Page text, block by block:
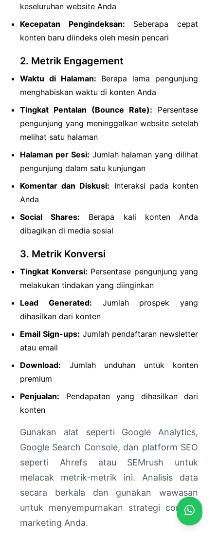
keseluruhan website Anda
Kecepatan Pengindeksan: Seberapa cepat
konten baru diindeks oleh mesin pencari
2. Metrik Engagement
Waktu di Halaman: Berapa lama pengunjung
menghabiskan waktu di konten Anda
Tingkat Pentalan (Bounce Rate): Persentase
pengunjung yang meninggalkan website setelah
melihat satu halaman
Halaman per Sesi: Jumlah halaman yang dilihat
pengunjung dalam satu kunjungan
Komentar dan Diskusi: Interaksi pada konten
Anda
Social Shares: Berapa kali konten Anda
dibagikan di media sosial
3. Metrik Konversi
Tingkat Konversi: Persentase pengunjung yang
melakukan tindakan yang diinginkan
Lead Generated: Jumlah prospek yang
dihasilkan dari konten
Email Sign-ups: Jumlah pendaftaran newsletter
atau email
Download: Jumlah unduhan untuk konten
premium
Penjualan: Pendapatan yang dihasilkan dari
konten
Gunakan alat seperti Google Analytics,
Google Search Console, dan platform SEO
seperti Ahrefs atau SEMrush untuk
melacak metrik-metrik ini. Analisis data
secara berkala dan gunakan wawasan
untuk menyempurnakan strategi content
marketing Anda.